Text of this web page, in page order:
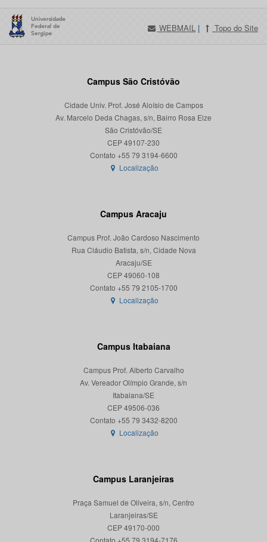
WEBMAIL | Topo do Site
Campus São Cristóvão
Cidade Univ. Prof. José Aloísio de Campos
Av. Marcelo Deda Chagas, s/n, Bairro Rosa Elze
São Cristóvão/SE
CEP 49107-230
Localização
Campus Aracaju
Campus Prof. João Cardoso Nascimento
Rua Cláudio Batista, s/n, Cidade Nova
Aracaju/SE
CEP 49060-108
Localização
Campus Itabaiana
Campus Prof. Alberto Carvalho
Av. Vereador Olímpio Grande, s/n
Itabaiana/SE
CEP 49506-036
Localização
Campus Laranjeiras
Praça Samuel de Oliveira, s/n, Centro
Laranjeiras/SE
CEP 49170-000